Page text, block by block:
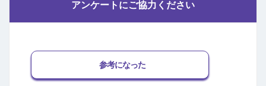
アンケートにご協力ください
参考になった